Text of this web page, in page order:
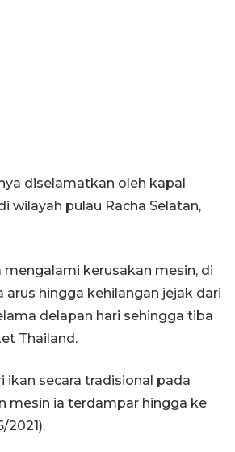
diselamatkan oleh kapal
wilayah pulau Racha Selatan,
kerusakan mesin, di
hingga kehilangan jejak dari
delapan hari sehingga tiba
Thailand.
ikan secara tradisional pada
mesin ia terdampar hingga ke
2021).